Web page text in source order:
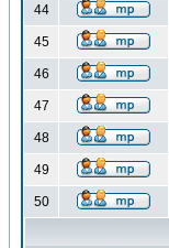
44
45
46
47
48
49
50